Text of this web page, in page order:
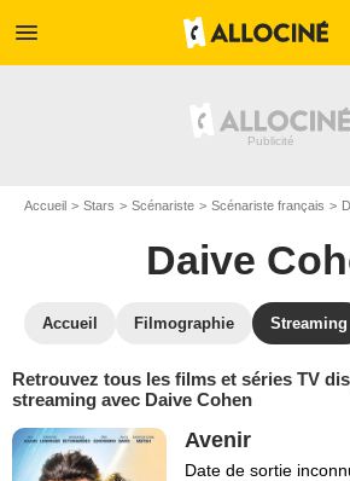
menu
Accueil Stars Scénariste Scénariste français
Daive
Accueil Filmographie Streaming
Retrouvez tous les films et séries TV
streaming avec Daive Cohen
Avenir
Date de sortie